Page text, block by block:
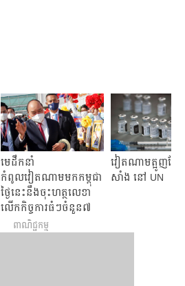
មេដឹកនាំ
កំពូលវៀតណាមមកកម្ពុជា
ថ្ងៃនេះនឹងចុះហត្ថលេខា
លើកកិច្ចការធំៗចំនួន៧
វៀតណាម​ត្អូញត្អែរ​
សាំង នៅ UN
ពាណិជ្ជកម្ម